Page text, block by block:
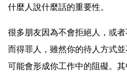
什麼人說什麼話的重要性。
很多朋友因為不會拒絕人，或
而得罪人，雖然你的待人方式
可能會形成你工作中的阻礙。